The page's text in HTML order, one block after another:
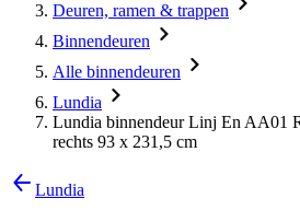
Deuren, ramen & trappen
Binnendeuren
Alle binnendeuren
Lundia
Lundia binnendeur Linj En AA01
rechts 93 x 231,5 cm
Lundia